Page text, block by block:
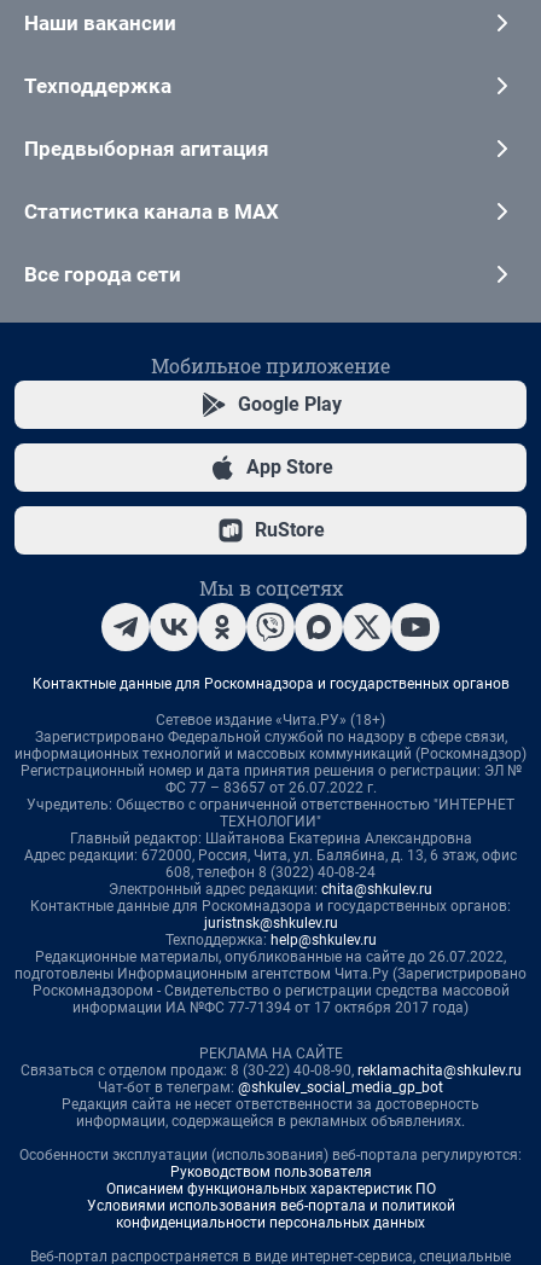
Наши вакансии
Техподдержка
Предвыборная агитация
Статистика канала в MAX
Все города сети
Мобильное приложение
Google Play
App Store
RuStore
Мы в соцсетях
Контактные данные для Роскомнадзора и государственных органов
Сетевое издание «Чита.РУ» (18+)
Зарегистрировано Федеральной службой по надзору в сфере связи,
информационных технологий и массовых коммуникаций (Роскомнадзор)
Регистрационный номер и дата принятия решения о регистрации: ЭЛ №
ФС 77 – 83657 от 26.07.2022 г.
Учредитель: Общество с ограниченной ответственностью "ИНТЕРНЕТ
ТЕХНОЛОГИИ"
Главный редактор: Шайтанова Екатерина Александровна
Адрес редакции: 672000, Россия, Чита, ул. Балябина, д. 13, 6 этаж, офис
608, телефон 8 (3022) 40-08-24
Электронный адрес редакции: chita@shkulev.ru
Контактные данные для Роскомнадзора и государственных органов:
juristnsk@shkulev.ru
Техподдержка: help@shkulev.ru
Редакционные материалы, опубликованные на сайте до 26.07.2022,
подготовлены Информационным агентством Чита.Ру (Зарегистрировано
Роскомнадзором - Свидетельство о регистрации средства массовой
информации ИА №ФС 77-71394 от 17 октября 2017 года)
РЕКЛАМА НА САЙТЕ
Связаться с отделом продаж: 8 (30-22) 40-08-90, reklamachita@shkulev.ru
Чат-бот в телеграм: @shkulev_social_media_gp_bot
Редакция сайта не несет ответственности за достоверность
информации, содержащейся в рекламных объявлениях.
Особенности эксплуатации (использования) веб-портала регулируются:
Руководством пользователя
Описанием функциональных характеристик ПО
Условиями использования веб-портала и политикой
конфиденциальности персональных данных
Веб-портал распространяется в виде интернет-сервиса, специальные